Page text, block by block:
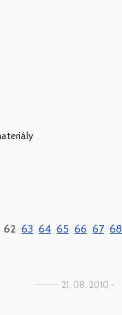
62 63 64 65 66 67 68
21. 08. 2010 -